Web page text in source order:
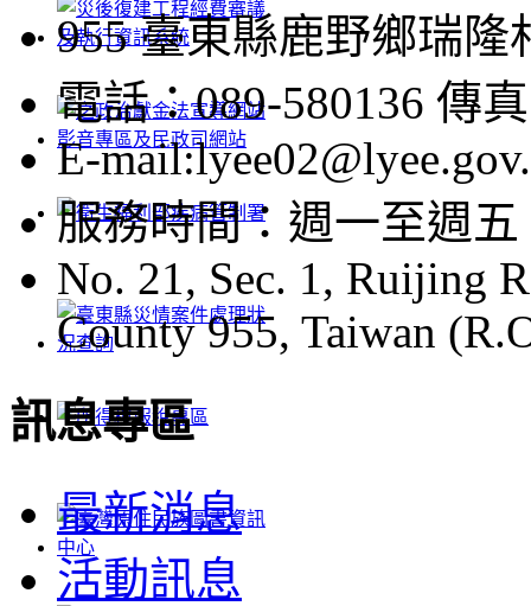
955 臺東縣鹿野鄉瑞隆
電話：089-580136 傳
E-
服務時間：週一至週五
No. 21, Sec. 1, Ruijing
County 955, Taiwan
訊息專區
最新消息
活動訊息